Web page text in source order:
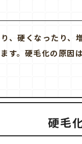
、硬くなったり
す。硬毛化の原
硬毛